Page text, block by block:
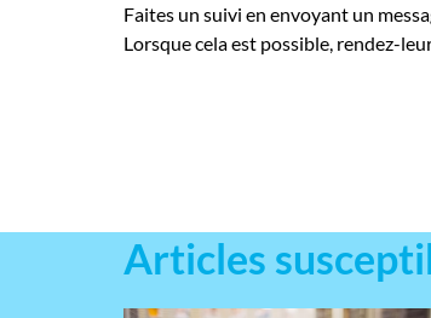
Faites un suivi en envoyant un
Lorsque cela est possible, rendez-
Articles